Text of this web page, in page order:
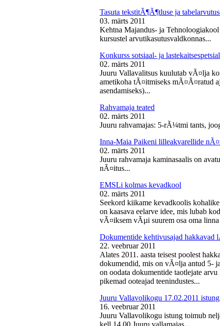
Tasuta tekstitÃ¶Ã¶tluse ja
03. märts 2011
Kehtna Majandus- ja
kursustel arvutikasutusvaldkonnas...
Konkurss sotsiaal- ja
02. märts 2011
Juuru Vallavalitsus kuulutab vÃ¤lja
ametikoha tÃ¤itmiseks mÃ¤Ã¤ratud
asendamiseks)...
Rahvamaja teated
02. märts 2011
Juuru rahvamajas: 5-rÃ¼tmi tants,
Inna-Maia Paikeni lilleakvarellide
02. märts 2011
Juuru rahvamaja kaminasaalis on
nÃ¤itus...
EMSLi kolmas kevadkool
02. märts 2011
Seekord kiikame kevadkoolis
on kaasava eelarve idee, mis lubab
vÃ¤iksem vÃµi suurem osa oma
Dokumentide kehtivusajad hakkavad
22. veebruar 2011
Alates 2011. aasta teisest poolest
dokumendid, mis on vÃ¤lja antud 5-
on oodata dokumentide taotlejate
pikemad ooteajad teenindustes...
Juuru Vallavolikogu 17.02.2011 istung
16. veebruar 2011
Juuru Vallavolikogu istung toimub
kell 14.00 Juuru vallamajas...